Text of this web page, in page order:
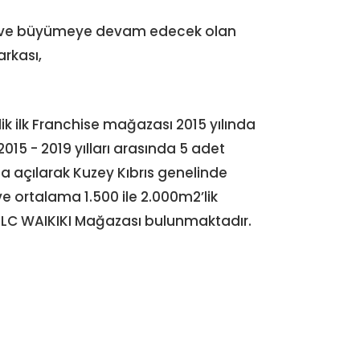
büyümeye devam edecek olan
ilk Franchise mağazası 2015 yılında
- 2019 yılları arasında 5 adet
açılarak Kuzey Kıbrıs genelinde
ortalama 1.500 ile 2.000m2’lik
WAIKIKI Mağazası bulunmaktadır.